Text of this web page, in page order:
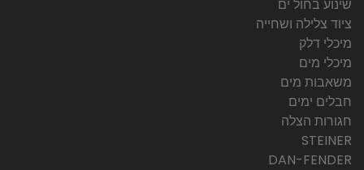
שינוע בחול ים
ציוד צלילה ושחייה
מיכלי דלק
מיכלי מים
משאבות מים
חבלים ימים
חגורות הצלה
STEINER
DAN-FENDER